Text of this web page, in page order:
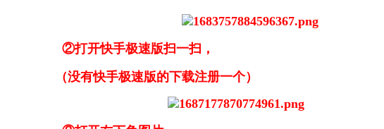
②打开快手极速版扫一扫，
（没有快手极速版的下载注册一个）